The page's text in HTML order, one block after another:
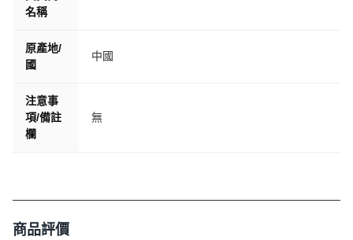
名稱
原產地/
國
中國
注意事
項/備註
欄
無
商品評價